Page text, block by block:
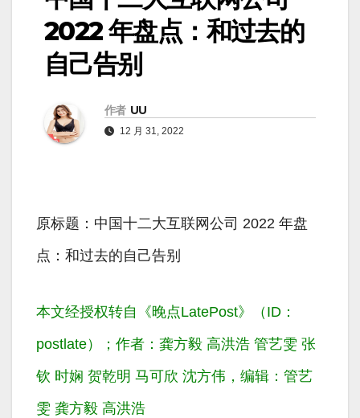
2022 年盘点：和过去的
自己告别
作者 UU
12 月 31, 2022
原标题：中国十二大互联网公司 2022 年盘
点：和过去的自己告别
本文经授权转自《晚点LatePost》（ID：
postlate）；作者：龚方毅 高洪浩 管艺雯 张
钦 时娴 贺乾明 马可欣 沈方伟，编辑：管艺
雯 龚方毅 高洪浩